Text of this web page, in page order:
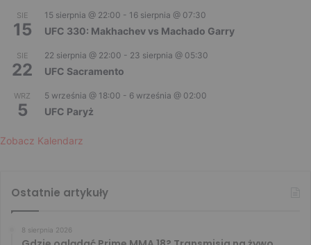
SIE
15
15 sierpnia @ 22:00 - 16 sierpnia @ 07:30
UFC 330: Makhachev vs Machado Garry
SIE
22
22 sierpnia @ 22:00 - 23 sierpnia @ 05:30
UFC Sacramento
WRZ
5
5 września @ 18:00 - 6 września @ 02:00
UFC Paryż
Zobacz Kalendarz
Ostatnie artykuły
8 sierpnia 2026